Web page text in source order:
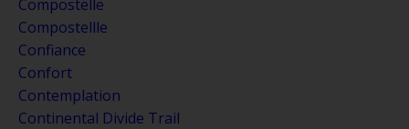
Compostelle
Compostellle
Confiance
Confort
Contemplation
Continental Divide Trail